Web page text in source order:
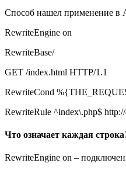
Способ нашел применение в
RewriteEngine on
RewriteBase/
GET /index.html HTTP/1.1
RewriteCond
RewriteRule ^index\.php$
Что означает каждая
RewriteEngine on –